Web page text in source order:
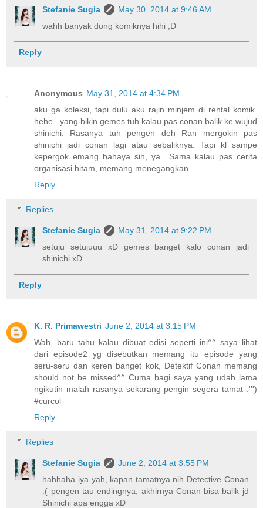
Stefanie Sugia
May 30, 2014 at 9:46 AM
wahh banyak dong komiknya hihi ;D
Reply
Anonymous May 31, 2014 at 4:34 PM
aku ga koleksi, tapi dulu aku rajin minjem di rental komik.
hehe...yang bikin gemes tuh kalau pas conan balik ke wujud
shinichi. Rasanya tuh pengen deh Ran mergokin pas
shinichi jadi conan lagi atau sebaliknya. Tapi kl sampe
kepergok emang bahaya sih, ya.. Sama kalau pas cerita
organisasi hitam, memang menegangkan.
Reply
Replies
Stefanie Sugia
May 31, 2014 at 9:22 PM
setuju setujuuu xD gemes banget kalo conan jadi
shinichi xD
Reply
K. R. Primawestri June 2, 2014 at 3:15 PM
Wah, baru tahu kalau dibuat edisi seperti ini^^ saya lihat
dari episode2 yg disebutkan memang itu episode yang
seru-seru dan keren banget kok, Detektif Conan memang
should not be missed^^ Cuma bagi saya yang udah lama
ngikutin malah rasanya sekarang pengin segera tamat :''')
#curcol
Reply
Replies
Stefanie Sugia
June 2, 2014 at 3:55 PM
hahhaha iya yah, kapan tamatnya nih Detective Conan
:( pengen tau endingnya, akhirnya Conan bisa balik jd
Shinichi apa engga xD